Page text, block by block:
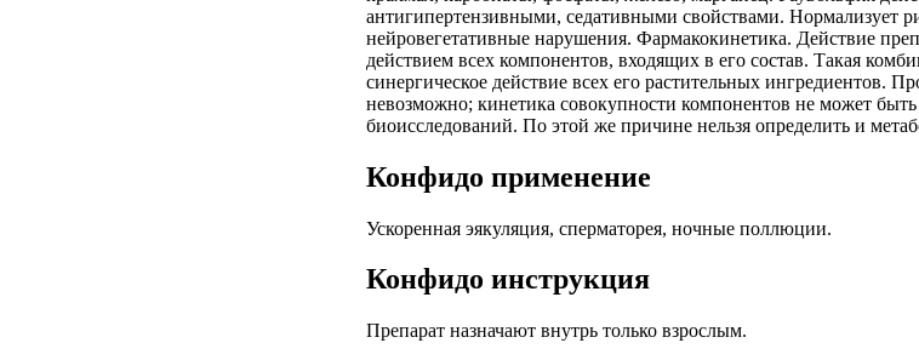
антигипертензивными, седативными свойствами. Нормализует
нейровегетативные нарушения. Фармакокинетика. Действие
действием всех компонентов, входящих в его состав. Такая
синергическое действие всех его растительных ингредиентов.
невозможно; кинетика совокупности компонентов не может
биоисследований. По этой же причине нельзя определить и
Конфидо применение
Ускоренная эякуляция, сперматорея, ночные поллюции.
Конфидо инструкция
Препарат назначают внутрь только взрослым.